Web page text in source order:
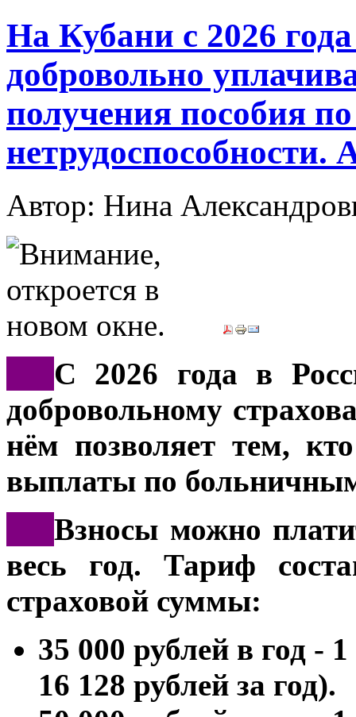
На Кубани с 2026
добровольно
получения пособия
нетрудоспособности.
Автор: Нина
С 2026 года в
добровольному
нём позволяет тем,
выплаты по
Взносы можно
весь год. Тариф
страховой суммы:
35 000 рублей в год -
16 128 рублей за год).